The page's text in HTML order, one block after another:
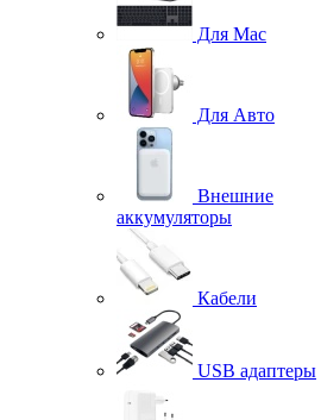
Для Mac
Для Авто
Внешние
аккумуляторы
Кабели
USB адаптеры